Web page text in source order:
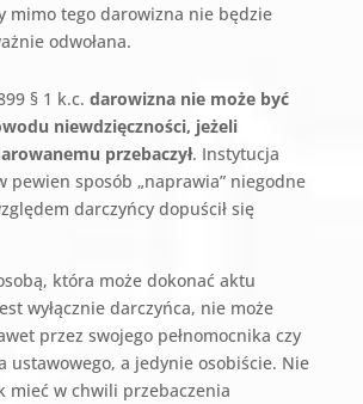
mimo tego darowizna nie będzie
odwołana.
§ 1 k.c. darowizna nie może być
niewdzięczności, jeżeli
przebaczył. Instytucja
pewien sposób „naprawia” niegodne
darczyńcy dopuścił się
która może dokonać aktu
wyłącznie darczyńca, nie może
przez swojego pełnomocnika czy
ustawowego, a jedynie osobiście. Nie
mieć w chwili przebaczenia